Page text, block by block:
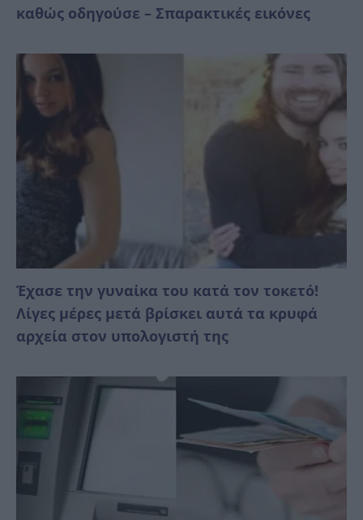
καθώς οδηγούσε – Σπαρακτικές εικόνες
Έχασε την γυναίκα του κατά τον τοκετό!
Λίγες μέρες μετά βρίσκει αυτά τα κρυφά
αρχεία στον υπολογιστή της